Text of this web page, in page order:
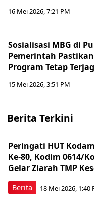
16 Mei 2026, 7:21 PM
Sosialisasi MBG di
Pemerintah
Program Tetap
15 Mei 2026, 3:51 PM
Berita Terkini
Berita
Peringati HUT
Ke-80, Kodim 0614/
Gelar Ziarah TMP
18 Mei 2026, 1:40